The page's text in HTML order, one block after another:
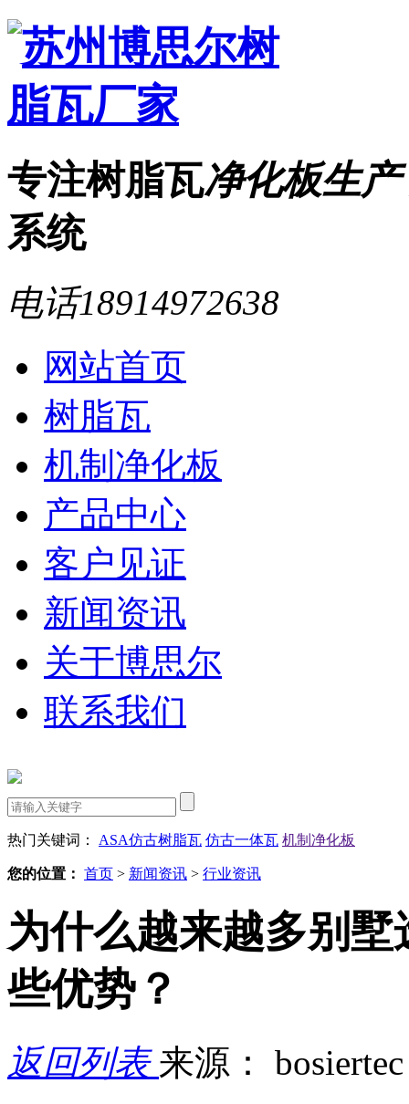
专注树脂瓦净化板生产
系统
电话18914972638
网站首页
树脂瓦
机制净化板
产品中心
客户见证
新闻资讯
关于博思尔
联系我们
热门关键词： ASA仿古树脂瓦 仿古一体瓦 机制净化板
您的位置： 首页 > 新闻资讯 > 行业资讯
为什么越来越多别
些优势？
返回列表来源：